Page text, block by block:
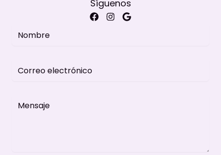
Síguenos